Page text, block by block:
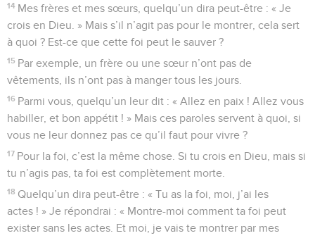
14 Mes frères et mes sœurs, quelqu’un dira peut-être : « Je
crois en Dieu. » Mais s’il n’agit pas pour le montrer, cela sert
à quoi ? Est-ce que cette foi peut le sauver ?
15 Par exemple, un frère ou une sœur n’ont pas de
vêtements, ils n’ont pas à manger tous les jours.
16 Parmi vous, quelqu’un leur dit : « Allez en paix ! Allez vous
habiller, et bon appétit ! » Mais ces paroles servent à quoi, si
vous ne leur donnez pas ce qu’il faut pour vivre ?
17 Pour la foi, c’est la même chose. Si tu crois en Dieu, mais si
tu n’agis pas, ta foi est complètement morte.
18 Quelqu’un dira peut-être : « Tu as la foi, moi, j’ai les
actes ! » Je répondrai : « Montre-moi comment ta foi peut
exister sans les actes. Et moi, je vais te montrer par mes